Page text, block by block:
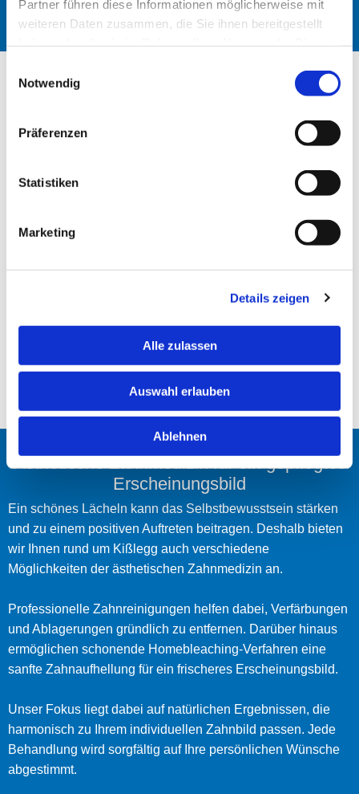
Partner führen diese Informationen möglicherweise mit
weiteren Daten zusammen, die Sie ihnen bereitgestellt
Notwendig
Präferenzen
Statistiken
Marketing
Details zeigen
Alle zulassen
Auswahl erlauben
Ablehnen
Ästhetische Zahnmedizin für ein gepflegtes
Erscheinungsbild
Ein schönes Lächeln kann das Selbstbewusstsein stärken
und zu einem positiven Auftreten beitragen. Deshalb bieten
wir Ihnen rund um Kißlegg auch verschiedene
Möglichkeiten der ästhetischen Zahnmedizin an.
Professionelle Zahnreinigungen helfen dabei, Verfärbungen
und Ablagerungen gründlich zu entfernen. Darüber hinaus
ermöglichen schonende Homebleaching-Verfahren eine
sanfte Zahnaufhellung für ein frischeres Erscheinungsbild.
Unser Fokus liegt dabei auf natürlichen Ergebnissen, die
harmonisch zu Ihrem individuellen Zahnbild passen. Jede
Behandlung wird sorgfältig auf Ihre persönlichen Wünsche
abgestimmt.